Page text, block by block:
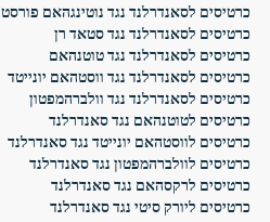
כרטיסים לסאנדרלנד נגד נוטינגהאם פורסט
כרטיסים לסאנדרלנד נגד סטאד רן
כרטיסים לסאנדרלנד נגד טוטנהאם
כרטיסים לסאנדרלנד נגד ווסטהאם יונייטד
כרטיסים לסאנדרלנד נגד וולברהמפטון
כרטיסים לטוטנהאם נגד סאנדרלנד
כרטיסים לווסטהאם יונייטד נגד סאנדרלנד
כרטיסים לוולברהמפטון נגד סאנדרלנד
כרטיסים לרקסהאם נגד סאנדרלנד
כרטיסים ליורק סיטי נגד סאנדרלנד